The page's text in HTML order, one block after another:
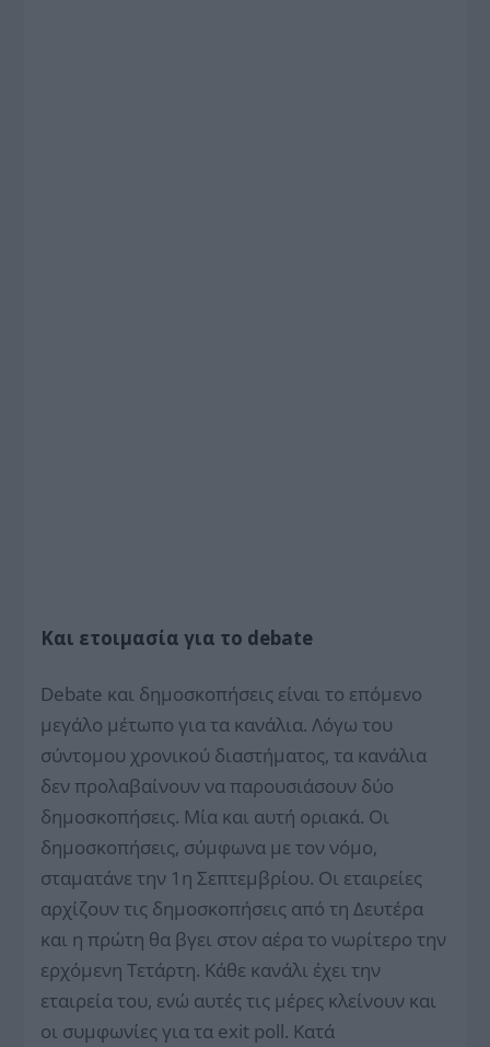
Και ετοιμασία για το debate
Debate και δημοσκοπήσεις είναι το επόμενο
μεγάλο μέτωπο για τα κανάλια. Λόγω του
σύντομου χρονικού διαστήματος, τα κανάλια
δεν προλαβαίνουν να παρουσιάσουν δύο
δημοσκοπήσεις. Μία και αυτή οριακά. Οι
δημοσκοπήσεις, σύμφωνα με τον νόμο,
σταματάνε την 1η Σεπτεμβρίου. Οι εταιρείες
αρχίζουν τις δημοσκοπήσεις από τη Δευτέρα
και η πρώτη θα βγει στον αέρα το νωρίτερο την
ερχόμενη Τετάρτη. Kάθε κανάλι έχει την
εταιρεία του, ενώ αυτές τις μέρες κλείνουν και
οι συμφωνίες για τα exit poll. Κατά